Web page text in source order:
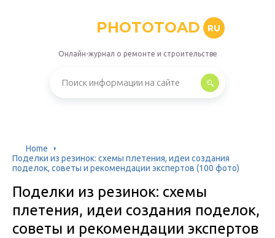
PHOTOTOAD RU
Онлайн-журнал о ремонте и строительстве
Home
Поделки из резинок: схемы плетения, идеи создания
поделок, советы и рекомендации экспертов (100 фото)
Поделки из резинок: схемы
плетения, идеи создания поделок,
советы и рекомендации экспертов